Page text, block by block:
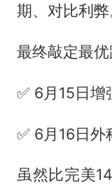
期、对比利弊
最终敲定最优
✅ 6月15日增
✅ 6月16日
虽然比完美